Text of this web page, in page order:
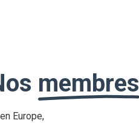
membres
Europe,